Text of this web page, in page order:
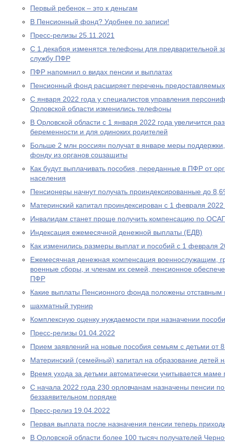
Первый ребенок – это к деньгам
В Пенсионный фонд? Удобнее по записи!
Пресс-релизы 25.11.2021
С 1 декабря изменятся телефоны для предварительной
службу ПФР
ПФР напомнил о видах пенсии и выплатах
Пенсионный фонд расширяет перечень
С января 2022 года у специалистов управления
Орловской области изменились телефоны
В Орловской области с 1 января 2022 года увеличится
беременности и для одиноких родителей
Больше 2 млн россиян получат в январе меры
фонду из органов соцзащиты
Как будут выплачивать пособия, переданные в ПФР от
населения
Пенсионеры начнут получать проиндексированные до
Материнский капитал проиндексирован с 1 февраля 2022
Инвалидам станет проще получить компенсацию по
Индексация ежемесячной денежной выплаты (ЕДВ)
Как изменились размеры выплат и пособий с 1 февраля
Ежемесячная денежная компенсация военнослужащим,
военные сборы, и членам их семей, пенсионное
ПФР
Какие выплаты Пенсионного фонда положены
шахматный турнир
Комплексную оценку нуждаемости при назначении
Пресс-релизы 01.04.2022
Прием заявлений на новые пособия семьям с детьми от
Материнский (семейный) капитал на образование детей
Время ухода за детьми автоматически учитывается
С начала 2022 года 230 орловчанам назначены пенсии
беззаявительном порядке
Пресс-релиз 19.04.2022
Первая выплата после назначения пенсии теперь
В Орловской области более 100 тысяч получателей